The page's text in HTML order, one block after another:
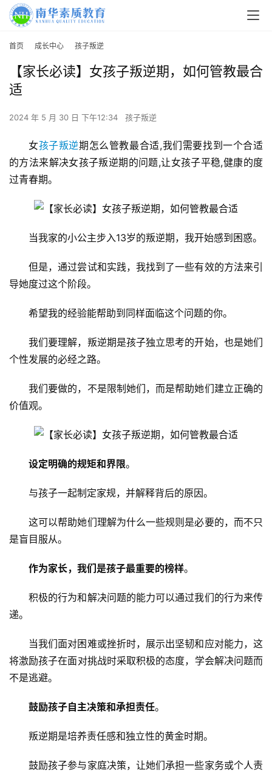
我
师
资
首页 成长中心 孩子叛逆
【家长必读】女孩子叛逆期，如何管教最合
适
2024 年 5 月 30 日 下午12:34 孩子叛逆
女孩子叛逆期怎么管教最合适,我们需要找到一个合适
的方法来解决女孩子叛逆期的问题,让女孩子平稳,健康的度
过青春期。
当我家的小公主步入13岁的叛逆期，我开始感到困惑。
但是，通过尝试和实践，我找到了一些有效的方法来引
导她度过这个阶段。
希望我的经验能帮助到同样面临这个问题的你。
我们要理解，叛逆期是孩子独立思考的开始，也是她们
个性发展的必经之路。
我们要做的，不是限制她们，而是帮助她们建立正确的
价值观。
设定明确的规矩和界限。
与孩子一起制定家规，并解释背后的原因。
这可以帮助她们理解为什么一些规则是必要的，而不只
是盲目服从。
作为家长，我们是孩子最重要的榜样。
积极的行为和解决问题的能力可以通过我们的行为来传
递。
当我们面对困难或挫折时，展示出坚韧和应对能力，这
将激励孩子在面对挑战时采取积极的态度，学会解决问题而
不是逃避。
鼓励孩子自主决策和承担责任。
叛逆期是培养责任感和独立性的黄金时期。
鼓励孩子参与家庭决策，让她们承担一些家务或个人责